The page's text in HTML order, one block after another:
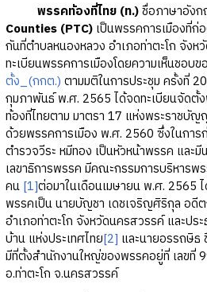
พรรคท้องที่ไทย (ท.)ชื่อภาษาอัง
Counties (PTC)เป็นพรรคการเมืองที่ก่
กันที่ตำบลหนองหลวง อำเภอท่าตะโก จังห
ทะเบียนพรรคการเมืองโดยความเห็นชอบข
ตั้ง_(กกต.) ตามมติในการประชุม ครั้งที่
กุมภาพันธ์ พ.ศ. 2565 ได้จดทะเบียนจัดตั้
ท้องที่ไทยตาม มาตรา 17 แห่งพระราชบั
ด้วยพรรคการเมือง พ.ศ. 2560 ซึ่งในกา
ตำรวจวีระ หมีทอง เป็นหัวหน้าพรรค และ
เลขาธิการพรรค มีคณะกรรมการบริหารพ
คน [1]ต่อมาในเดือนเมษายน พ.ศ. 2565
พรรคเป็น นายบัญชา เดชเจริญศิริกุล อดี
อำเภอท่าตะโก จังหวัดนครสวรรค์ และป
บ้าน แห่งประเทศไทย[2] และนายอรรถษิธ
มีที่ตั้งสำนักงานใหญ่ของพรรคอยู่ที่ เลขที่
อ.ท่าตะโก จ.นครสวรรค์